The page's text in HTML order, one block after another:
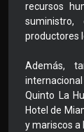
recursos
productores
Además,
Quinto La
Hotel de
y mariscos a